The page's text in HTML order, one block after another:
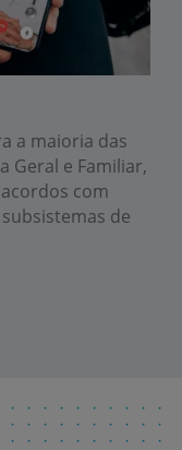
a maioria das
Geral e Familiar,
com
de